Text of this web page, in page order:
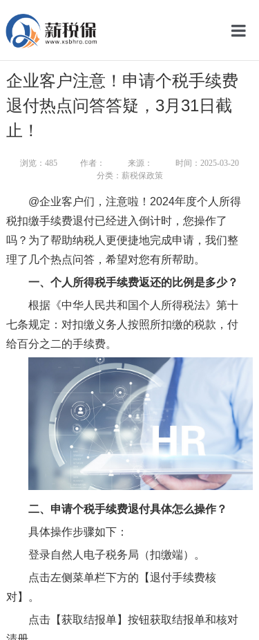
网
企业客户注意！申请个税手续费
退付热点问答答疑，3月31日截
止！
浏览： 485 作者： 来源：
时间：2025-03-20
分类：薪税保政策
@企业客户们，注意啦！2024年度个人所得
税扣缴手续费退付已经进入倒计时，您操作了
吗？为了帮助纳税人更便捷地完成申请，我们整
理了几个热点问答，希望对您有所帮助。
一、个人所得税手续费返还的比例是多少？
根据《中华人民共和国个人所得税法》第十
七条规定：对扣缴义务人按照所扣缴的税款，付
给百分之二的手续费。
二、申请个税手续费退付具体怎么操作？
具体操作步骤如下：
登录自然人电子税务局（扣缴端）。
点击左侧菜单栏下方的【退付手续费核
对】。
点击【获取结报单】按钮获取结报单和核对